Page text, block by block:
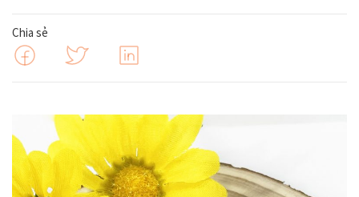
Chia sẻ